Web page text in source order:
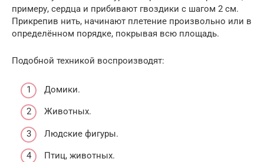
примеру, сердца и прибивают гвоздики с шагом 2 см.
Прикрепив нить, начинают плетение произвольно или в
определённом порядке, покрывая всю площадь.
Подобной техникой воспроизводят:
Домики.
Животных.
Людские фигуры.
Птиц, животных.